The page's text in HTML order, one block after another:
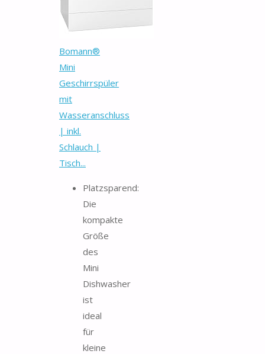
Bomann®
Mini
Geschirrspüler
mit
Wasseranschluss
| inkl.
Schlauch |
Tisch...
Platzsparend:
Die
kompakte
Größe
des
Mini
Dishwasher
ist
ideal
für
kleine